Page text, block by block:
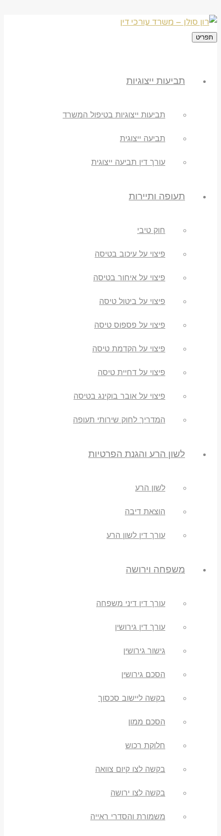
תפריט
תביעות ייצוגיות
תביעות ייצוגיות בטיפול המשרד
תביעה ייצוגית
עורך דין תביעה ייצוגית
תעופה ותיירות
חוק טיבי
פיצוי על עיכוב בטיסה
פיצוי על איחור בטיסה
פיצוי על ביטול טיסה
פיצוי על פספוס טיסה
פיצוי על הקדמת טיסה
פיצוי על דחיית טיסה
פיצוי על אובר בוקינג בטיסה
המדריך לחוק שירותי תעופה
לשון הרע והגנת הפרטיות
לשון הרע
הוצאת דיבה
עורך דין לשון הרע
משפחה וירושה
עורך דין דיני משפחה
עורך דין גירושין
גישור גירושין
הסכם גירושין
בקשה ליישוב סכסוך
הסכם ממון
חלוקת רכוש
בקשה לצו קיום צוואה
בקשה לצו ירושה
משמורת והסדרי ראייה